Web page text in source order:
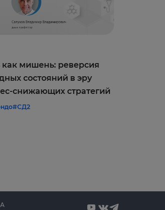
мишень: реверсия
состояний в эру
снижающих стратегий
#СД2